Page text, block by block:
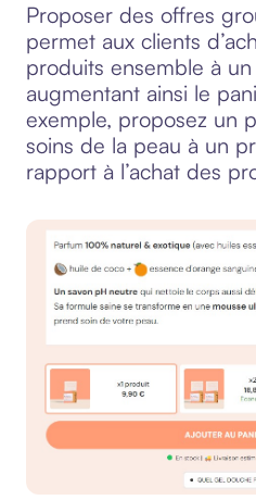
Proposer des offres
permet aux clients
produits ensemble à
augmentant ainsi le
exemple, proposez un
soins de la peau à un
rapport à l’achat des